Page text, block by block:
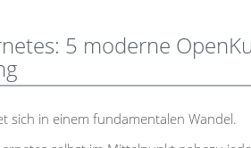
5 moderne
in einem fundamentalen Wandel.